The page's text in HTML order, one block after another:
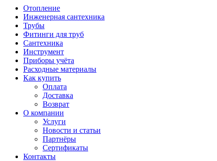
Отопление
Инженерная сантехника
Трубы
Фитинги для труб
Сантехника
Инструмент
Приборы учёта
Расходные материалы
Как купить
Оплата
Доставка
Возврат
О компании
Услуги
Новости и статьи
Партнёры
Сертификаты
Контакты